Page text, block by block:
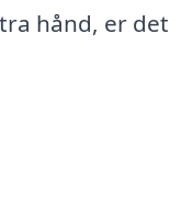
hånd, er det